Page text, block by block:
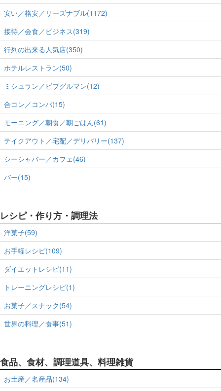
安い／格安／リーズナブル(1172)
接待／会食／ビジネス(319)
行列の出来る人気店(350)
ホテルレストラン(50)
ミシュラン／ビブグルマン(12)
合コン／コンパ(15)
モーニング／朝食／朝ごはん(61)
テイクアウト／宅配／デリバリー(137)
シーシャバー／カフェ(46)
バー(15)
レシピ・作り方・調理法
洋菓子(59)
お手軽レシピ(109)
ダイエットレシピ(11)
トレーニングレシピ(1)
お菓子／スナック(54)
世界の料理／食事(51)
食品、食材、調理道具、料理雑貨
お土産／名産品(134)